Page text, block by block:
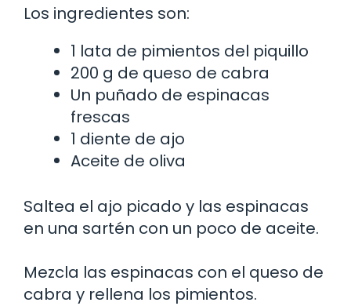
Los ingredientes son:
1 lata de pimientos del piquillo
200 g de queso de cabra
Un puñado de espinacas
frescas
1 diente de ajo
Aceite de oliva
Saltea el ajo picado y las espinacas
en una sartén con un poco de aceite.
Mezcla las espinacas con el queso de
cabra y rellena los pimientos.